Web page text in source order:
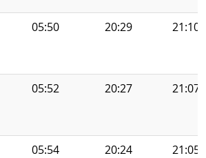
05:50 20:29 21:10
05:52 20:27 21:07
05:54 20:24 21:05